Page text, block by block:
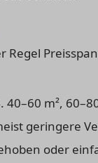
Regel
m²,
geringere
oder